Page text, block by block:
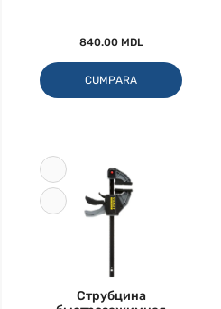
840.00 MDL
CUMPARA
Струбцина